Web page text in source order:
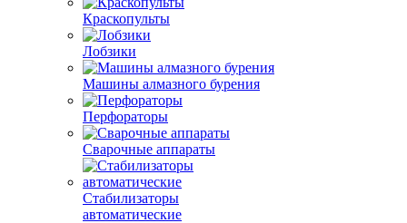
Краскопульты
Лобзики
Машины алмазного бурения
Перфораторы
Сварочные аппараты
Стабилизаторы
автоматические